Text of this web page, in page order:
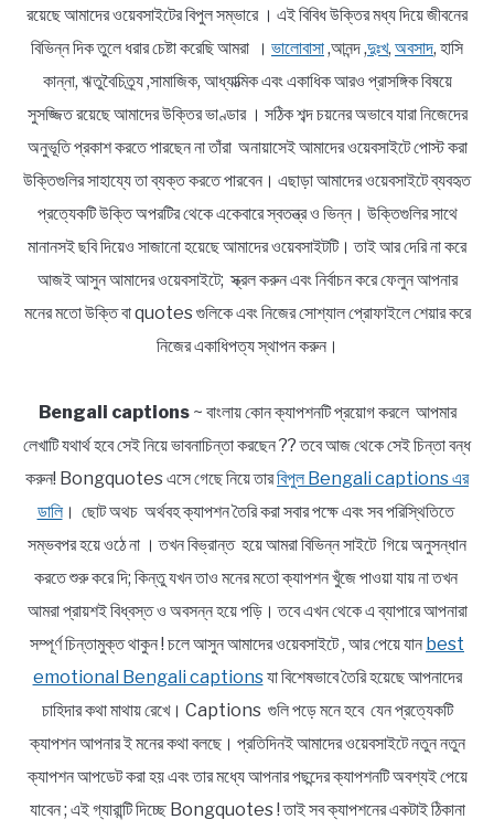
রয়েছে আমাদের ওয়েবসাইটের বিপুল সম্ভারে । এই বিবিধ উক্তির মধ্য দিয়ে জীবনের
বিভিন্ন দিক তুলে ধরার চেষ্টা করেছি আমরা । ভালোবাসা,আনন্দ ,দুঃখ, অবসাদ, হাসি
কান্না, ঋতুবৈচিত্র্য ,সামাজিক, আধ্যাত্মিক এবং একাধিক আরও প্রাসঙ্গিক বিষয়ে
সুসজ্জিত রয়েছে আমাদের উক্তির ভাণ্ডার । সঠিক শব্দ চয়নের অভাবে যারা নিজেদের
অনুভূতি প্রকাশ করতে পারছেন না তাঁরা অনায়াসেই আমাদের ওয়েবসাইটে পোস্ট করা
উক্তিগুলির সাহায্যে তা ব্যক্ত করতে পারবেন। এছাড়া আমাদের ওয়েবসাইটে ব্যবহৃত
প্রত্যেকটি উক্তি অপরটির থেকে একেবারে স্বতন্ত্র ও ভিন্ন। উক্তিগুলির সাথে
মানানসই ছবি দিয়েও সাজানো হয়েছে আমাদের ওয়েবসাইটটি। তাই আর দেরি না করে
আজই আসুন আমাদের ওয়েবসাইটে; স্ক্রল করুন এবং নির্বাচন করে ফেলুন আপনার
মনের মতো উক্তি বা quotes গুলিকে এবং নিজের সোশ্যাল প্রোফাইলে শেয়ার করে
নিজের একাধিপত্য স্থাপন করুন।
Bengali captions~ বাংলায় কোন ক্যাপশনটি প্রয়োগ করলে আপমার
লেখাটি যথার্থ হবে সেই নিয়ে ভাবনাচিন্তা করছেন ?? তবে আজ থেকে সেই চিন্তা বন্ধ
করুন! Bongquotes এসে গেছে নিয়ে তারবিপুল Bengali captions এর
ডালি। ছোট অথচ অর্থবহ ক্যাপশন তৈরি করা সবার পক্ষে এবং সব পরিস্থিতিতে
সম্ভবপর হয়ে ওঠে না । তখন বিভ্রান্ত হয়ে আমরা বিভিন্ন সাইটে গিয়ে অনুসন্ধান
করতে শুরু করে দি; কিন্তু যখন তাও মনের মতো ক্যাপশন খুঁজে পাওয়া যায় না তখন
আমরা প্রায়শই বিধ্বস্ত ও অবসন্ন হয়ে পড়ি। তবে এখন থেকে এ ব্যাপারে আপনারা
সম্পূর্ণ চিন্তামুক্ত থাকুন ! চলে আসুন আমাদের ওয়েবসাইটে , আর পেয়ে যান best
emotional Bengali captionsযা বিশেষভাবে তৈরি হয়েছে আপনাদের
চাহিদার কথা মাথায় রেখে। Captions গুলি পড়ে মনে হবে যেন প্রত্যেকটি
ক্যাপশন আপনার ই মনের কথা বলছে। প্রতিদিনই আমাদের ওয়েবসাইটে নতুন নতুন
ক্যাপশন আপডেট করা হয় এবং তার মধ্যে আপনার পছন্দের ক্যাপশনটি অবশ্যই পেয়ে
যাবেন ; এই গ্যারান্টি দিচ্ছে Bongquotes ! তাই সব ক্যাপশনের একটাই ঠিকানা